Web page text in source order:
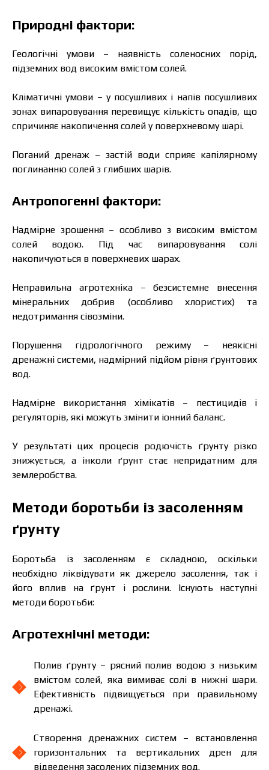
Природні фактори:
Геологічні умови – наявність соленосних порід,
підземних вод високим вмістом солей.
Кліматичні умови – у посушливих і напів посушливих
зонах випаровування перевищує кількість опадів, що
спричиняє накопичення солей у поверхневому шарі.
Поганий дренаж – застій води сприяє капілярному
поглинанню солей з глибших шарів.
Антропогенні фактори:
Надмірне зрошення – особливо з високим вмістом
солей водою. Під час випаровування солі
накопичуються в поверхневих шарах.
Неправильна агротехніка – безсистемне внесення
мінеральних добрив (особливо хлористих) та
недотримання сівозміни.
Порушення гідрологічного режиму – неякісні
дренажні системи, надмірний підйом рівня ґрунтових
вод.
Надмірне використання хімікатів – пестицидів і
регуляторів, які можуть змінити іонний баланс.
У результаті цих процесів родючість ґрунту різко
знижується, а інколи ґрунт стає непридатним для
землеробства.
Методи боротьби із засоленням
ґрунту
Боротьба із засоленням є складною, оскільки
необхідно ліквідувати як джерело засолення, так і
його вплив на ґрунт і рослини. Існують наступні
методи боротьби:
Агротехнічні методи:
Полив ґрунту – рясний полив водою з низьким
вмістом солей, яка вимиває солі в нижні шари.
Ефективність підвищується при правильному
дренажі.
Створення дренажних систем – встановлення
горизонтальних та вертикальних дрен для
відведення засолених підземних вод.